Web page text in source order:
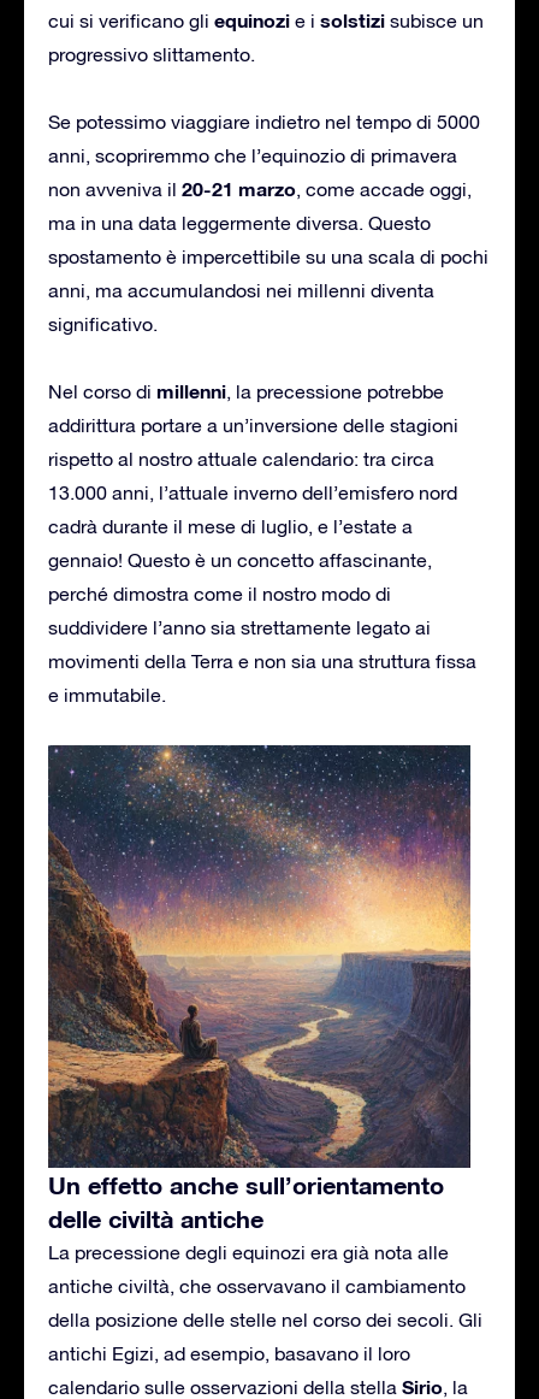
cui si verificano gli equinozi e i solstizi subisce un
progressivo slittamento.
Se potessimo viaggiare indietro nel tempo di 5000
anni, scopriremmo che l’equinozio di primavera
non avveniva il 20-21 marzo, come accade oggi,
ma in una data leggermente diversa. Questo
spostamento è impercettibile su una scala di pochi
anni, ma accumulandosi nei millenni diventa
significativo.
Nel corso di millenni, la precessione potrebbe
addirittura portare a un’inversione delle stagioni
rispetto al nostro attuale calendario: tra circa
13.000 anni, l’attuale inverno dell’emisfero nord
cadrà durante il mese di luglio, e l’estate a
gennaio! Questo è un concetto affascinante,
perché dimostra come il nostro modo di
suddividere l’anno sia strettamente legato ai
movimenti della Terra e non sia una struttura fissa
e immutabile.
Un effetto anche sull’orientamento
delle civiltà antiche
La precessione degli equinozi era già nota alle
antiche civiltà, che osservavano il cambiamento
della posizione delle stelle nel corso dei secoli. Gli
antichi Egizi, ad esempio, basavano il loro
calendario sulle osservazioni della stella Sirio, la